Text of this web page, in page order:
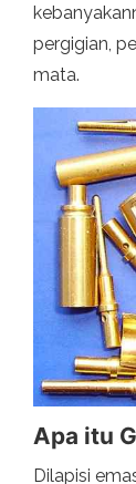
pergigian,
mata.
Apa itu
Dilapisi